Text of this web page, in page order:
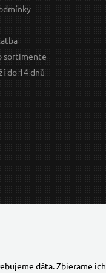
sortimente
do 14 dnů
dáta. Zbierame ich